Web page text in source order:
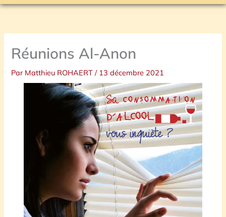
Réunions Al-Anon
Par Matthieu ROHAERT/ 13 décembre 2021